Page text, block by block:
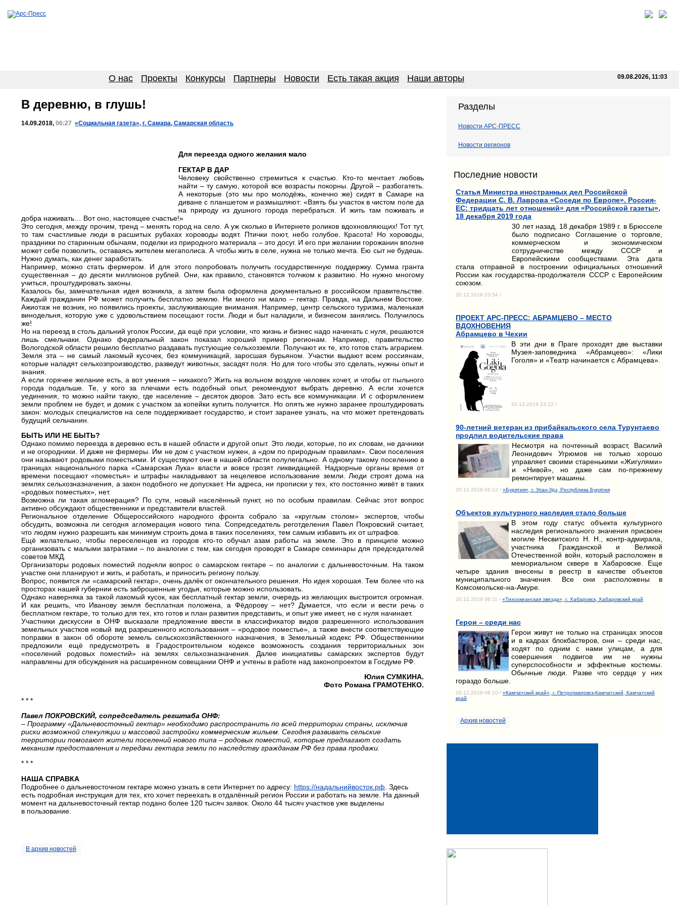
О нас Проекты Конкурсы Партнеры Новости Есть такая акция Наши авторы 09.08.2026, 11:03
В деревню, в глушь!
14.09.2018, 06:27 «Социальная газета», г. Самара, Самарская область
Для переезда одного желания мало
ГЕКТАР В ДАР
Человеку свойственно стремиться к счастью. Кто-то мечтает любовь
найти – ту самую, которой все возрасты покорны. Другой – разбогатеть.
А некоторые (это мы про молодёжь, конечно же) сидят в Самаре на
диване с планшетом и размышляют: «Взять бы участок в чистом поле да
на природу из душного города перебраться. И жить там поживать и
добра наживать… Вот оно, настоящее счастье!»
Это сегодня, между прочим, тренд – менять город на село. А уж сколько в Интернете роликов вдохновляющих! Тот тут,
то там счастливые люди в расшитых рубахах хороводы водят. Птички поют, небо голубое. Красота! Но хороводы,
праздники по старинным обычаям, поделки из природного материала – это досуг. И его при желании горожанин вполне
может себе позволить, оставаясь жителем мегаполиса. А чтобы жить в селе, нужна не только мечта. Ею сыт не будешь.
Нужно думать, как денег заработать.
Например, можно стать фермером. И для этого попробовать получить государственную поддержку. Сумма гранта
существенная – до десяти миллионов рублей. Они, как правило, становятся толчком к развитию. Но нужно многому
учиться, проштудировать законы.
Казалось бы, замечательная идея возникла, а затем была оформлена документально в российском правительстве.
Каждый гражданин РФ может получить бесплатно землю. Ни много ни мало – гектар. Правда, на Дальнем Востоке.
Ажиотаж не возник, но появились проекты, заслуживающие внимания. Например, центр сельского туризма, маленькая
винодельня, которую уже с удовольствием посещают гости. Люди и быт наладили, и бизнесом занялись. Получилось
же!
Но на переезд в столь дальний уголок России, да ещё при условии, что жизнь и бизнес надо начинать с нуля, решаются
лишь смельчаки. Однако федеральный закон показал хороший пример регионам. Например, правительство
Вологодской области решило бесплатно раздавать пустующие сельхозземли. Получают их те, кто готов стать аграрием.
Земля эта – не самый лакомый кусочек, без коммуникаций, заросшая бурьяном. Участки выдают всем россиянам,
которые наладят сельхозпроизводство, разведут животных, засадят поля. Но для того чтобы это сделать, нужны опыт и
знания.
А если горячее желание есть, а вот умения – никакого? Жить на вольном воздухе человек хочет, и чтобы от пыльного
города подальше. Те, у кого за плечами есть подобный опыт, рекомендуют выбрать деревню. А если хочется
уединения, то можно найти такую, где население – десяток дворов. Зато есть все коммуникации. И с оформлением
земли проблем не будет, и домик с участком за копейки купить получится. Но опять же нужно заранее проштудировать
закон: молодых специалистов на селе поддерживает государство, и стоит заранее узнать, на что может претендовать
будущий сельчанин.
БЫТЬ ИЛИ НЕ БЫТЬ?
Однако помимо переезда в деревню есть в нашей области и другой опыт. Это люди, которые, по их словам, не дачники
и не огородники. И даже не фермеры. Им не дом с участком нужен, а «дом по природным правилам». Свои поселения
они называют родовыми поместьями. И существуют они в нашей области полулегально. А одному такому поселению в
границах национального парка «Самарская Лука» власти и вовсе грозят ликвидацией. Надзорные органы время от
времени посещают «поместья» и штрафы накладывают за нецелевое использование земли. Люди строят дома на
землях сельхозназначения, а закон подобного не допускает. Ни адреса, ни прописки у тех, кто постоянно живёт в таких
«родовых поместьях», нет.
Возможна ли такая агломерация? По сути, новый населённый пункт, но по особым правилам. Сейчас этот вопрос
активно обсуждают общественники и представители властей.
Региональное отделение Общероссийского народного фронта собрало за «круглым столом» экспертов, чтобы
обсудить, возможна ли сегодня агломерация нового типа. Сопредседатель реготделения Павел Покровский считает,
что людям нужно разрешить как минимум строить дома в таких поселениях, тем самым избавить их от штрафов.
Ещё желательно, чтобы переселенцев из городов кто-то обучал азам работы на земле. Это в принципе можно
организовать с малыми затратами – по аналогии с тем, как сегодня проводят в Самаре семинары для председателей
советов МКД.
Организаторы родовых поместий подняли вопрос о самарском гектаре – по аналогии с дальневосточным. На таком
участке они планируют и жить, и работать, и приносить региону пользу.
Вопрос, появится ли «самарский гектар», очень далёк от окончательного решения. Но идея хорошая. Тем более что на
просторах нашей губернии есть заброшенные угодья, которые можно использовать.
Однако наверняка за такой лакомый кусок, как бесплатный гектар земли, очередь из желающих выстроится огромная.
И как решить, что Иванову земля бесплатная положена, а Фёдорову – нет? Думается, что если и вести речь о
бесплатном гектаре, то только для тех, кто готов и план развития представить, и опыт уже имеет, не с нуля начинает.
Участники дискуссии в ОНФ высказали предложение ввести в классификатор видов разрешенного использования
земельных участков новый вид разрешенного использования – «родовое поместье», а также внести соответствующие
поправки в закон об обороте земель сельскохозяйственного назначения, в Земельный кодекс РФ. Общественники
предложили ещё предусмотреть в Градостроительном кодексе возможность создания территориальных зон
«поселений родовых поместий» на землях сельхозназначения. Далее инициативы самарских экспертов будут
направлены для обсуждения на расширенном совещании ОНФ и учтены в работе над законопроектом в Госдуме РФ.
Юлия СУМКИНА.
Фото Романа ГРАМОТЕНКО.
* * *
Павел ПОКРОВСКИЙ, сопредседатель регштаба ОНФ:
– Программу «Дальневосточный гектар» необходимо распространить по всей территории страны, исключив
риски возможной спекуляции и массовой застройки коммерческим жильем. Сегодня развивать сельские
территории помогают жители поселений нового типа – родовых поместий, которые предлагают создать
механизм предоставления и передачи гектара земли по наследству гражданам РФ без права продажи.
* * *
НАША СПРАВКА
Подробнее о дальневосточном гектаре можно узнать в сети Интернет по адресу: https://надальнийвосток.рф . Здесь
есть подробная инструкция для тех, кто хочет переехать в отдалённый регион России и работать на земле. На данный
момент на дальневосточный гектар подано более 120 тысяч заявок. Около 44 тысяч участков уже выделены
в пользование.
В архив новостей
Разделы
Новости АРС-ПРЕСС
Новости регионов
Последние новости
Статья Министра иностранных дел Российской
Федерации С. В. Лаврова «Соседи по Европе». Россия-
ЕС: тридцать лет отношений» для «Российской газеты»,
18 декабря 2019 года
30 лет назад, 18 декабря 1989 г. в Брюсселе
было подписано Соглашение о торговле,
коммерческом и экономическом
сотрудничестве между СССР и
Европейскими сообществами. Эта дата
стала отправной в построении официальных отношений
России как государства-продолжателя СССР с Европейским
союзом.
20.12.2019 23:54 /
ПРОЕКТ АРС-ПРЕСС: АБРАМЦЕВО – МЕСТО
ВДОХНОВЕНИЯ
Абрамцево в Чехии
В эти дни в Праге проходят две выставки
Музея-заповедника «Абрамцево»: «Лики
Гоголя» и «Театр начинается с Абрамцева».
20.12.2019 23:22 /
90-летний ветеран из прибайкальского села Турунтаево
продлил водительские права
Несмотря на почтенный возраст, Василий
Леонидович Угрюмов не только хорошо
управляет своими старенькими «Жигулями»
и «Нивой», но даже сам по-прежнему
ремонтирует машины.
20.12.2019 06:12 / «Бурятия», г. Улан-Удэ, Республика Бурятия
Объектов культурного наследия стало больше
В этом году статус объекта культурного
наследия регионального значения присвоен
могиле Несвитского Н. Н., контр-адмирала,
участника Гражданской и Великой
Отечественной войн, который расположен в
мемориальном сквере в Хабаровске. Еще
четыре здания внесены в реестр в качестве объектов
муниципального значения. Все они расположены в
Комсомольске-на-Амуре.
20.12.2019 06:11 / «Тихоокеанская звезда», г. Хабаровск, Хабаровский край
Герои – среди нас
Герои живут не только на страницах эпосов
и в кадрах блокбастеров, они – среди нас,
ходят по одним с нами улицам, а для
совершения подвигов им не нужны
суперспособности и эффектные костюмы.
Обычные люди. Разве что сердце у них
гораздо больше.
20.12.2019 06:10 / «Камчатский край», г. Петропавловск-Камчатский, Камчатский
край
Архив новостей